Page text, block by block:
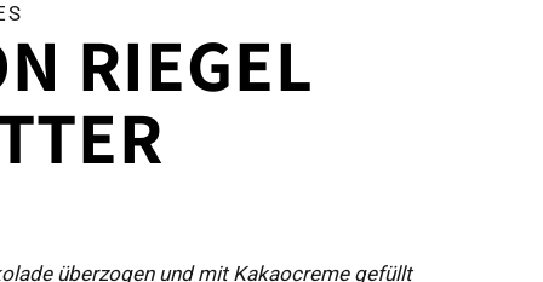
RIEGEL
überzogen und mit Kakaocreme gefüllt